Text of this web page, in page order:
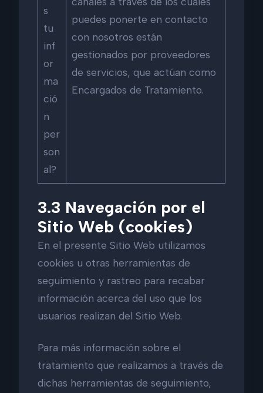
s
tu
inf
or
ma
ció
n
per
son
al?
puedes ponerte en contacto
con nosotros están
gestionados por proveedores
de servicios, que actúan como
Encargados de Tratamiento.
3.3 Navegación por el
Sitio Web (cookies)
En el presente Sitio Web utilizamos
cookies u otras herramientas de
seguimiento y rastreo para recabar
información acerca del uso que los
usuarios realizan del Sitio Web.
Para más información sobre el
tratamiento que realizamos a través de
dichas herramientas de seguimiento,